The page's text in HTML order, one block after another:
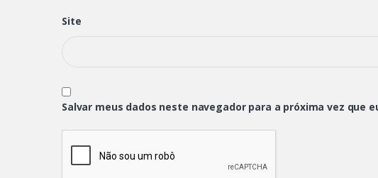
Site
Salvar meus dados neste navegador para a próxima vez que